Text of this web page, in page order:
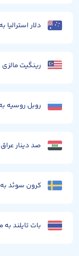
دلار
رینگیت
روبل روسیه
صد دینار
کرون سوئد
بات تایلند